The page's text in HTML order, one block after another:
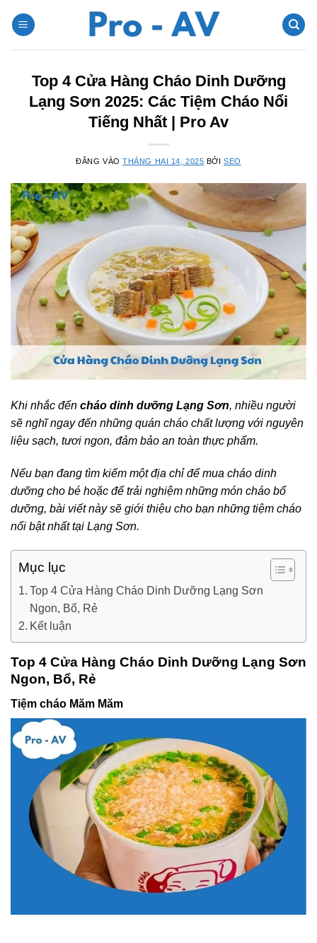
qua
Top 4 Cửa Hàng Cháo Dinh Dưỡng
Lạng Sơn 2025: Các Tiệm Cháo Nổi
Tiếng Nhất | Pro Av
ĐĂNG VÀOTHÁNG HAI 14, 2025 BỞISEO
Khi nhắc đến cháo dinh dưỡng Lạng Sơn, nhiều người
sẽ nghĩ ngay đến những quán cháo chất lượng với nguyên
liệu sạch, tươi ngon, đảm bảo an toàn thực phẩm.
Nếu bạn đang tìm kiếm một địa chỉ để mua cháo dinh
dưỡng cho bé hoặc để trải nghiệm những món cháo bổ
dưỡng, bài viết này sẽ giới thiệu cho bạn những tiệm cháo
nổi bật nhất tại Lạng Sơn.
Mục lục
Top 4 Cửa Hàng Cháo Dinh Dưỡng Lạng Sơn
Ngon, Bổ, Rẻ
Kết luận
Top 4 Cửa Hàng Cháo Dinh Dưỡng Lạng Sơn
Ngon, Bổ, Rẻ
Tiệm cháo Măm Măm